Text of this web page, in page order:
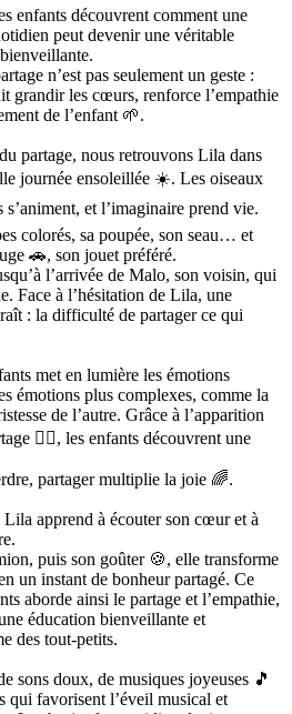
enfants découvrent comment une
peut devenir une véritable
n’est pas seulement un geste :
grandir les cœurs, renforce l’empathie
de l’enfant 🌱.
partage, nous retrouvons Lila dans
journée ensoleillée ☀️. Les oiseaux
et l’imaginaire prend vie.
colorés, sa poupée, son seau… et
🚗, son jouet préféré.
l’arrivée de Malo, son voisin, qui
Face à l’hésitation de Lila, une
: la difficulté de partager ce qui
met en lumière les émotions
émotions plus complexes, comme la
de l’autre. Grâce à l’apparition
🧚‍♀️, les enfants découvrent une
partager multiplie la joie 🌈.
apprend à écouter son cœur et à
puis son goûter 🍪, elle transforme
un instant de bonheur partagé. Ce
aborde ainsi le partage et l’empathie,
éducation bienveillante et
des tout-petits.
sons doux, de musiques joyeuses 🎵
qui favorisent l’éveil musical et